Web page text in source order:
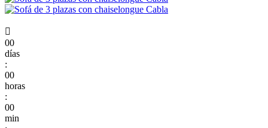

00
días
:
00
horas
:
00
min